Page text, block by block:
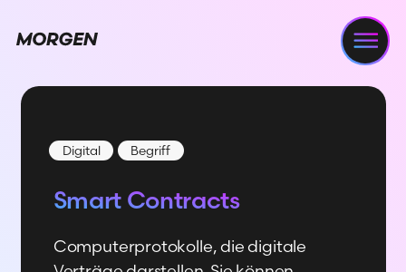
Digital Begriff
Smart Contracts
Computerprotokolle, die digitale